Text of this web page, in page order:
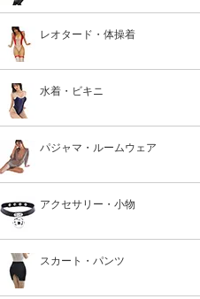
レオタード・体操着
水着・ビキニ
パジャマ・ルームウェア
アクセサリー・小物
スカート・パンツ